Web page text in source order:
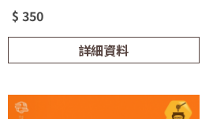
$ 350
詳細資料